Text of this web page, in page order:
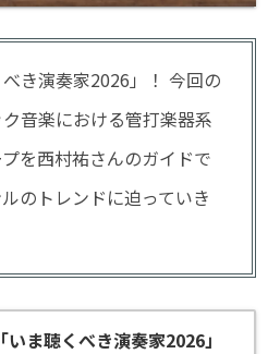
き演奏家2026」！ 今回の
音楽における管打楽器系
を西村祐さんのガイドで
のトレンドに迫っていき
ま聴くべき演奏家2026」